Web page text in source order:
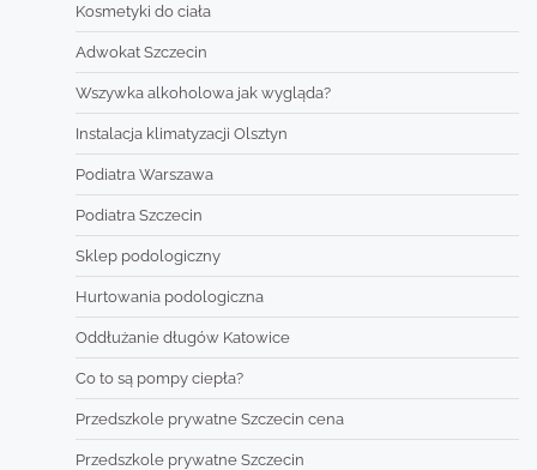
Kosmetyki do ciała
Adwokat Szczecin
Wszywka alkoholowa jak wygląda?
Instalacja klimatyzacji Olsztyn
Podiatra Warszawa
Podiatra Szczecin
Sklep podologiczny
Hurtowania podologiczna
Oddłużanie długów Katowice
Co to są pompy ciepła?
Przedszkole prywatne Szczecin cena
Przedszkole prywatne Szczecin